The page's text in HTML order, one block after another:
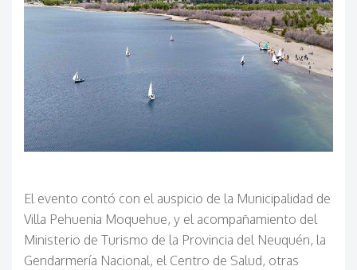
El evento contó con el auspicio de la Municipalidad de
Villa Pehuenia Moquehue, y el acompañamiento del
Ministerio de Turismo de la Provincia del Neuquén, la
Gendarmería Nacional, el Centro de Salud, otras